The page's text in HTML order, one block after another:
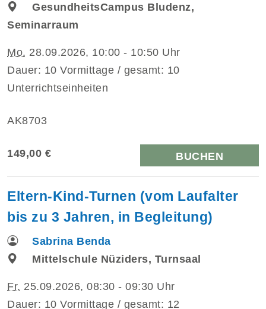
GesundheitsCampus Bludenz,
Seminarraum
Mo. 28.09.2026, 10:00 - 10:50 Uhr
Dauer: 10 Vormittage / gesamt: 10
Unterrichtseinheiten
AK8703
149,00 € BUCHEN
Eltern-Kind-Turnen (vom Laufalter
bis zu 3 Jahren, in Begleitung)
Sabrina Benda
Mittelschule Nüziders, Turnsaal
Fr. 25.09.2026, 08:30 - 09:30 Uhr
Dauer: 10 Vormittage / gesamt: 12